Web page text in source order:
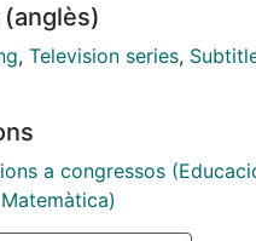
, Television series,
a congressos